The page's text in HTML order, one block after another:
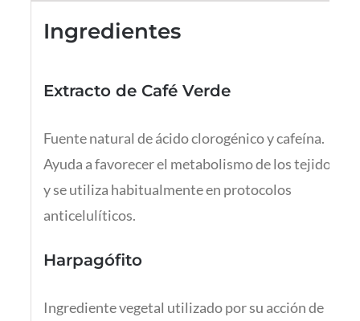
Ingredientes
Extracto de Café Verde
Fuente natural de ácido clorogénico y cafeína.
Ayuda a favorecer el metabolismo de los tejidos
y se utiliza habitualmente en protocolos
anticelulíticos.
Harpagófito
Ingrediente vegetal utilizado por su acción de